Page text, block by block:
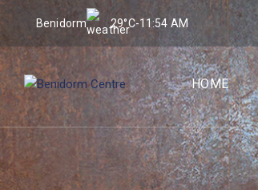
Benidorm 29°C-11:54 AM
HOME